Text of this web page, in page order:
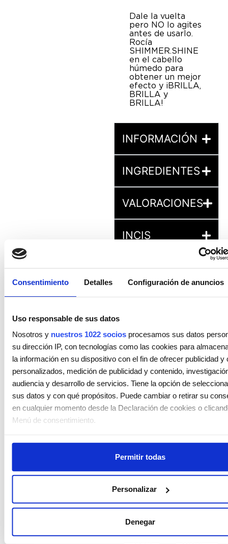
Consentimiento Detalles Configuración de anuncios
Uso responsable de sus datos
Nosotros y nuestros 1022 sociosprocesamos sus datos
su dirección IP, con tecnologías como las cookies para
la información en su dispositivo con el fin de ofrecer publicidad y
personalizados, medición de publicidad y contenido,
audiencia y desarrollo de servicios. Tiene la opción de
sus datos y con qué propósitos. Puede cambiar o retirar su
en cualquier momento desde la Declaración de cookies o
Menú de consentimiento.
Si lo permite, también quisiéramos:
Recopilar información sobre su ubicación geográfica que
una precisión de varios metros
características específicas (huellas digitales)
Obtenga más información sobre cómo se procesan sus datos
sección de datos
su consentimiento en cualquier momento en la Declaración de
Permitir todas
Personalizar
Denegar
Dale la vuelta
pero NO lo agites
antes de usarlo.
Rocía
SHIMMER.SHINE
en el cabello
húmedo para
obtener un mejor
efecto y ¡BRILLA,
BRILLA y
BRILLA!
INFORMACIÓN
INGREDIENTES
VALORACIONES
INCIS
PRODUCTOS
RELACIONADOS
NIGHT.SHI
SÉRUM DE
NUTRITIVO
42,00
€
Valorado
(5.00)
ME.WASH
CHAMPÚ
CABELLOS
250ml